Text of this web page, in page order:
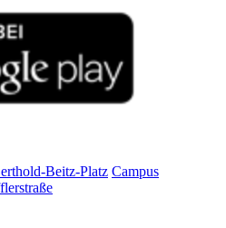
Beitz-Platz Campus